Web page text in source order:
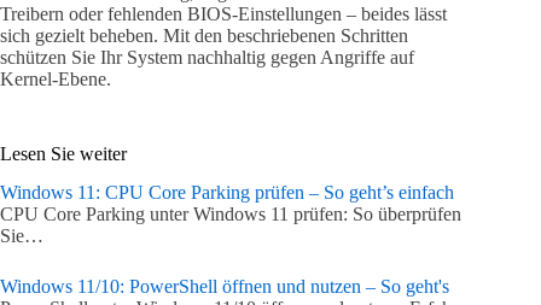
Treibern oder fehlenden BIOS-Einstellungen – beides lässt
sich gezielt beheben. Mit den beschriebenen Schritten
schützen Sie Ihr System nachhaltig gegen Angriffe auf
Kernel-Ebene.
Lesen Sie weiter
Windows 11: CPU Core Parking prüfen – So geht’s einfach
CPU Core Parking unter Windows 11 prüfen: So überprüfen
Sie…
Windows 11/10: PowerShell öffnen und nutzen – So geht's